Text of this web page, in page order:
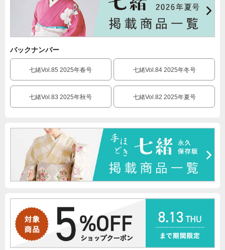
バックナンバー
七緒Vol.85 2025年春号 七緒Vol.84 2025年冬号
七緒Vol.83 2025年秋号 七緒Vol.82 2025年夏号